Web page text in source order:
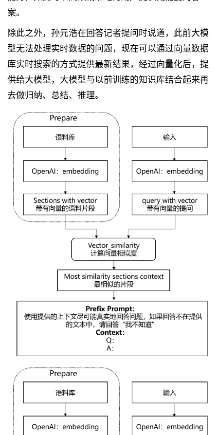
案。
除此之外，孙元浩在回答记者提问时说道，此前大模
型无法处理实时数据的问题，现在可以通过向量数据
库实时搜索的方式提供最新结果，经过向量化后，提
供给大模型，大模型与以前训练的知识库结合起来再
去做归纳、总结、推理。